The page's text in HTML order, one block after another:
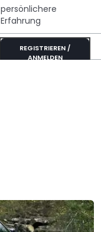
persönlichere
Erfahrung
REGISTRIEREN /
ANMELDEN